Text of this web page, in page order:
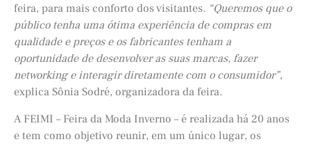
feira, para mais conforto dos visitantes. “Queremos que o
público tenha uma ótima experiência de compras em
qualidade e preços e os fabricantes tenham a
oportunidade de desenvolver as suas marcas, fazer
networking e interagir diretamente com o consumidor”,
explica Sônia Sodré, organizadora da feira.
A FEIMI – Feira da Moda Inverno – é realizada há 20 anos
e tem como objetivo reunir, em um único lugar, os